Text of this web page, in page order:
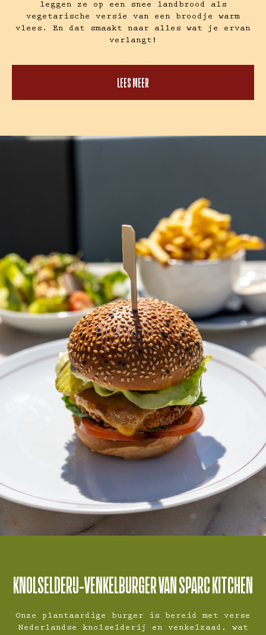
leggen ze op een snee landbrood als
vegetarische versie van een broodje warm
vlees. En dat smaakt naar alles wat je ervan
verlangt!
LEES MEER
KNOLSELDERIJ-VENKELBURGER VAN SPARC KITCHEN
Onze plantaardige burger is bereid met verse
Nederlandse knolselderij en venkelzaad, wat